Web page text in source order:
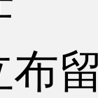
布